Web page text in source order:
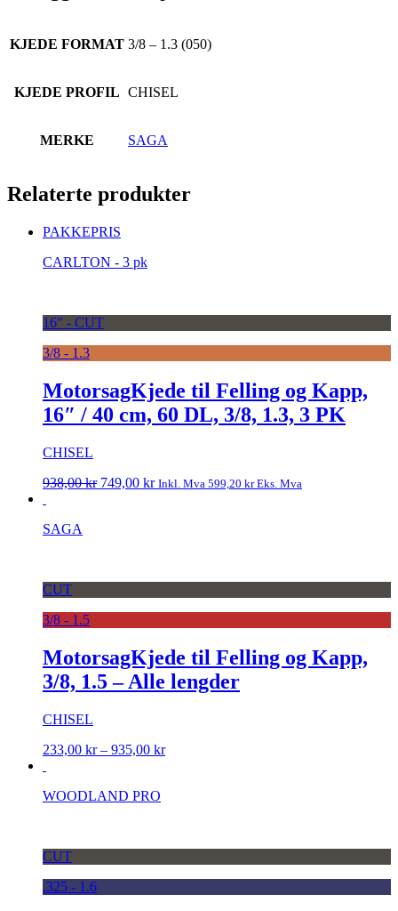
KJEDE FORMAT 3/8 – 1.3 (050)
KJEDE PROFIL CHISEL
MERKE SAGA
Relaterte produkter
PAKKEPRIS
CARLTON - 3 pk
16" - CUT
3/8 - 1.3
MotorsagKjede til Felling og Kapp,
16″ / 40 cm, 60 DL, 3/8, 1.3, 3 PK
CHISEL
938,00kr Opprinnelig
749,00 krNåværende
Inkl. Mva 599,20 krEks. Mva
SAGA
CUT
3/8 - 1.5
MotorsagKjede til Felling og Kapp,
3/8, 1.5 – Alle lengder
CHISEL
233,00 kr – 935,00 krPrisområde:
WOODLAND PRO
CUT
.325 - 1.6